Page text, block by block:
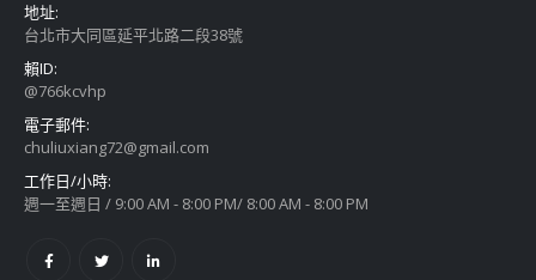
地址:
台北市大同區延平北路二段38號
賴ID:
@766kcvhp
電子郵件:
chuliuxiang72@gmail.com
工作日/小時:
週一至週日 / 9:00 AM - 8:00 PM/ 8:00 AM - 8:00 PM